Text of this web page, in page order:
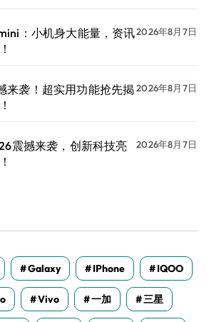
：小机身大能量，资讯2026年8月7日
来袭！超实用功能抢先揭 2026年8月7日
震撼来袭，创新科技亮
2026年8月7日
Galaxy IPhone IQOO
Vivo 一加 三星